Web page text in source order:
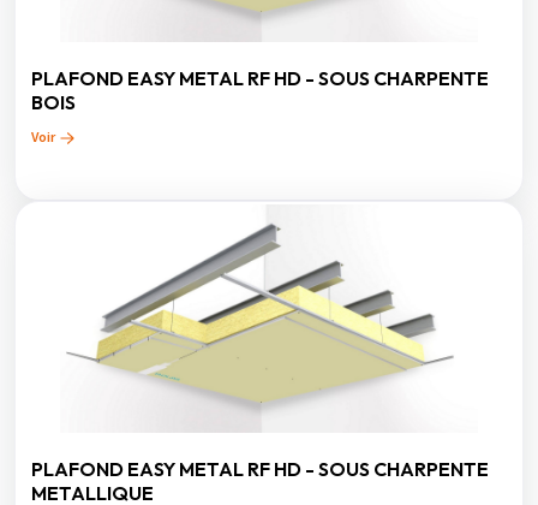
PLAFOND EASY METAL RF HD - SOUS CHARPENTE
BOIS
Voir
PLAFOND EASY METAL RF HD - SOUS CHARPENTE
METALLIQUE